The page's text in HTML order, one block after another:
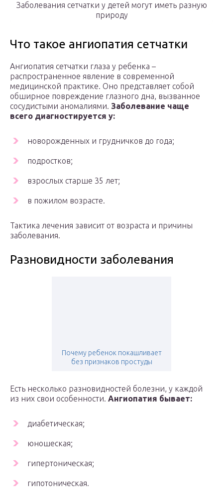
Заболевания сетчатки у детей могут иметь разную
природу
Что такое ангиопатия сетчатки
Ангиопатия сетчатки глаза у ребенка –
распространенное явление в современной
медицинской практике. Оно представляет собой
обширное повреждение глазного дна, вызванное
сосудистыми аномалиями. Заболевание чаще
всего диагностируется у:
новорожденных и грудничков до года;
подростков;
взрослых старше 35 лет;
в пожилом возрасте.
Тактика лечения зависит от возраста и причины
заболевания.
Разновидности заболевания
Почему ребенок покашливает
без признаков простуды
Есть несколько разновидностей болезни, у каждой
из них свои особенности. Ангиопатия бывает:
диабетическая;
юношеская;
гипертоническая;
гипотоническая.